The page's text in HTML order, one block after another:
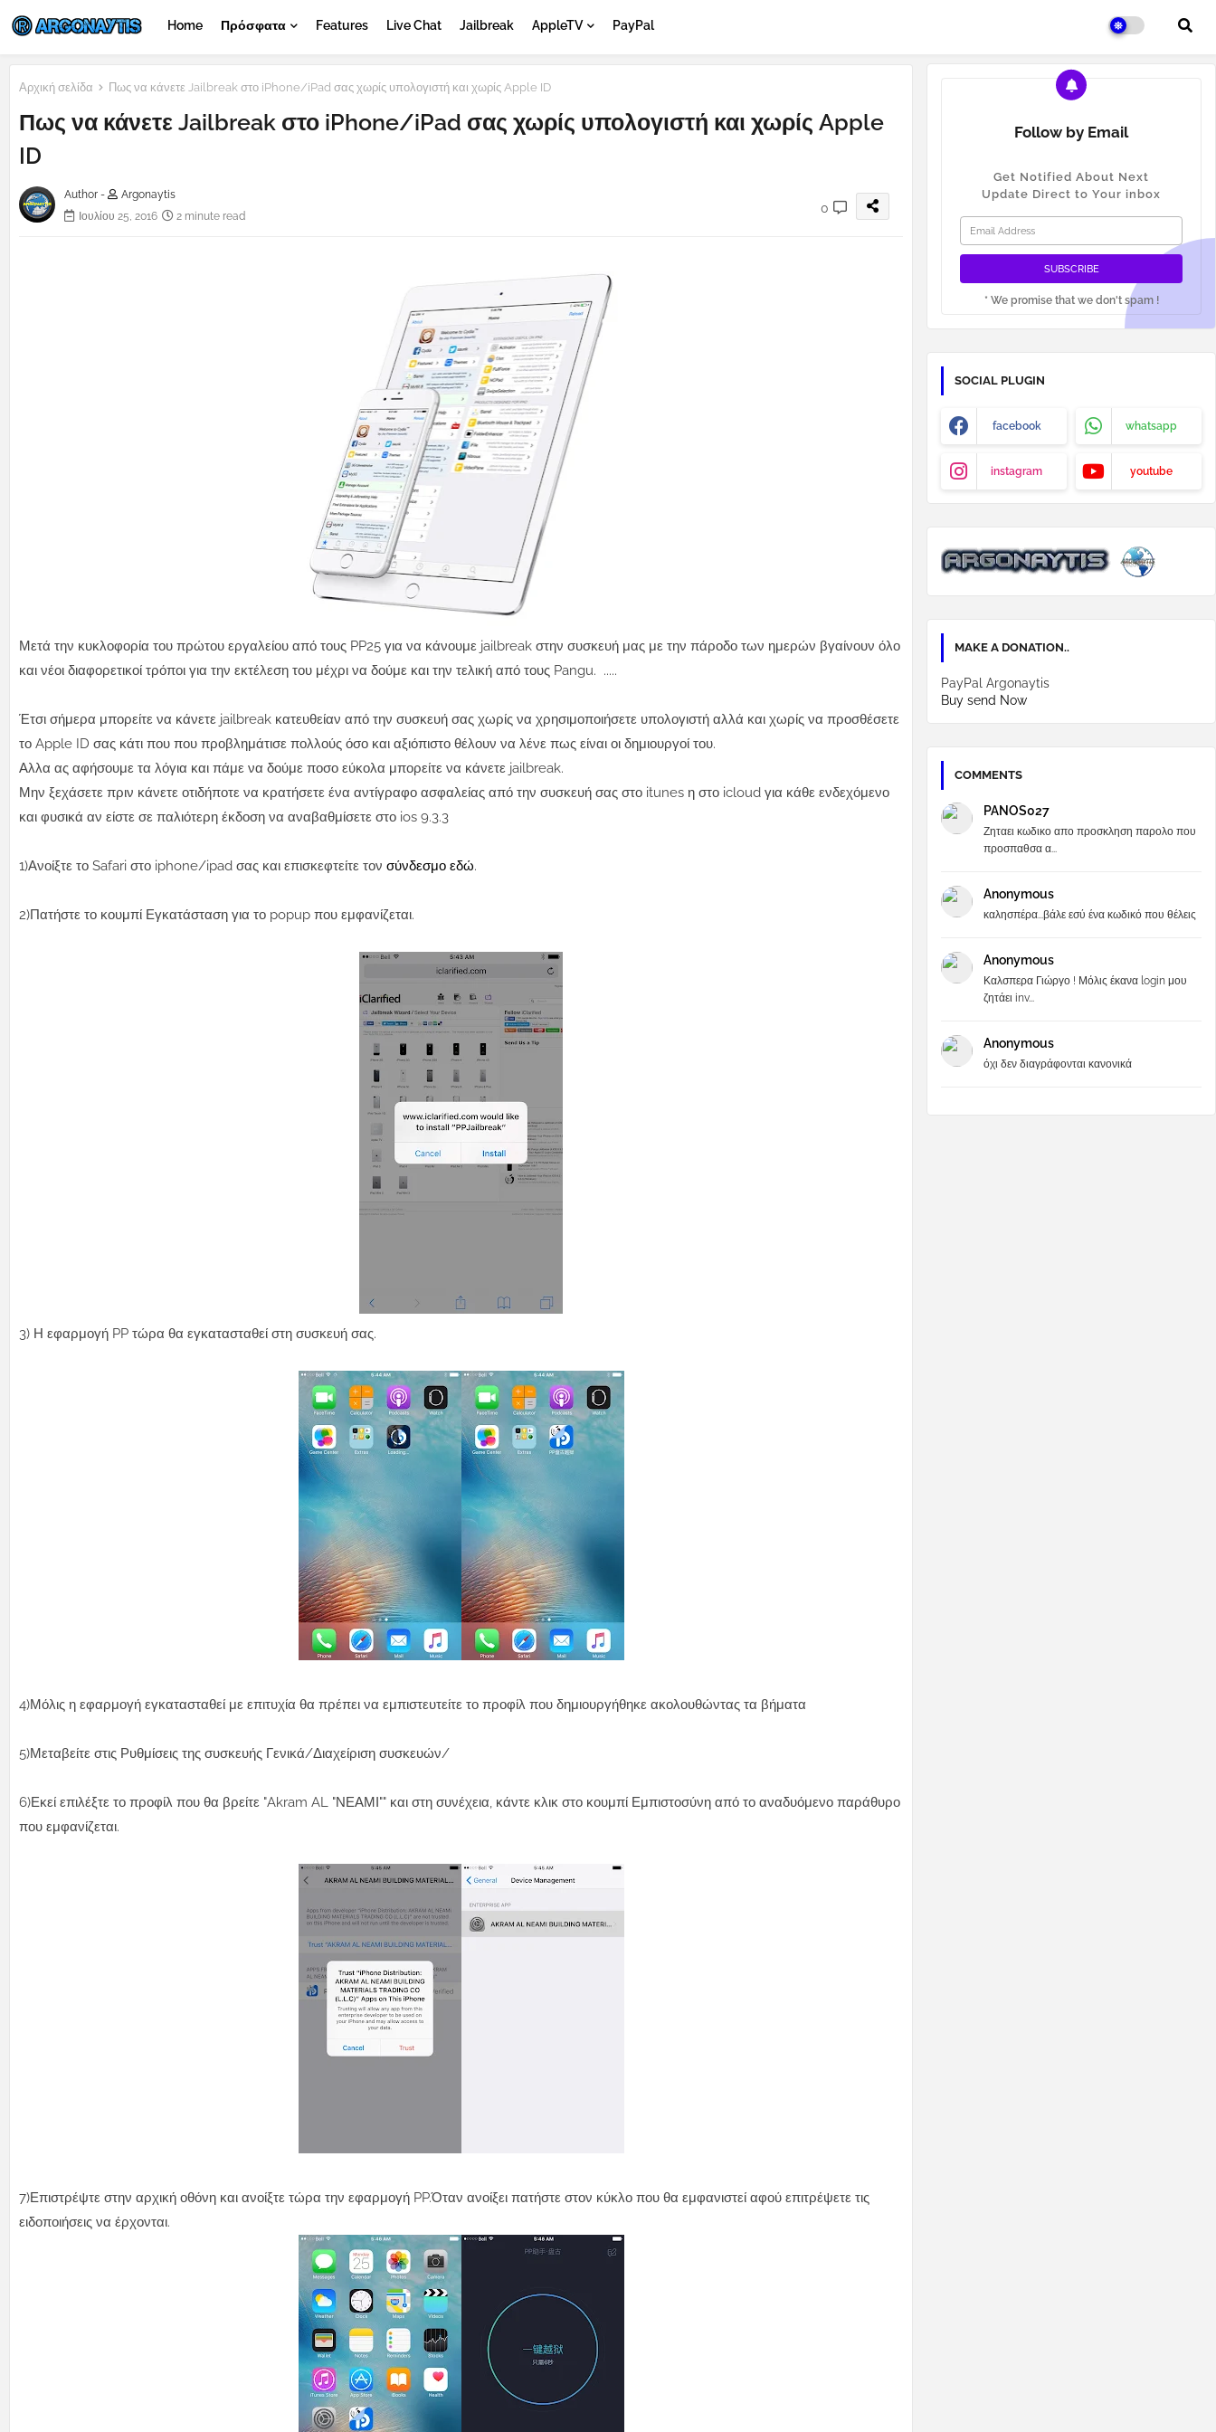
Home Πρόσφατα Features Live Chat Jailbreak AppleTV PayPal
Αρχική σελίδα Πως να κάνετε Jailbreak στο iPhone/iPad σας χωρίς υπολογιστή και χωρίς Apple ID
Πως να κάνετε Jailbreak στο iPhone/iPad σας χωρίς υπολογιστή και χωρίς Apple
ID
Author -
Argonaytis
Ιουλίου 25, 2016
2 minute read
0
Μετά την κυκλοφορία του πρώτου εργαλείου από τους PP25 για να κάνουμε jailbreak στην συσκευή μας με την πάροδο των ημερών βγαίνουν όλο
και νέοι διαφορετικοί τρόποι για την εκτέλεση του μέχρι να δούμε και την τελική από τους Pangu. .....
Έτσι σήμερα μπορείτε να κάνετε jailbreak κατευθείαν από την συσκευή σας χωρίς να χρησιμοποιήσετε υπολογιστή αλλά και χωρίς να προσθέσετε
το Apple ID σας κάτι που που προβλημάτισε πολλούς όσο και αξιόπιστο θέλουν να λένε πως είναι οι δημιουργοί του.
Αλλα ας αφήσουμε τα λόγια και πάμε να δούμε ποσο εύκολα μπορείτε να κάνετε jailbreak.
Μην ξεχάσετε πριν κάνετε οτιδήποτε να κρατήσετε ένα αντίγραφο ασφαλείας από την συσκευή σας στο itunes η στο icloud για κάθε ενδεχόμενο
και φυσικά αν είστε σε παλιότερη έκδοση να αναβαθμίσετε στο ios 9.3.3
1)Ανοίξτε το Safari στο iphone/ipad σας και επισκεφτείτε τον σύνδεσμο εδώ.
2)Πατήστε το κουμπί Εγκατάσταση για το popup που εμφανίζεται.
3) Η εφαρμογή PP τώρα θα εγκατασταθεί στη συσκευή σας.
4)Μόλις η εφαρμογή εγκατασταθεί με επιτυχία θα πρέπει να εμπιστευτείτε το προφίλ που δημιουργήθηκε ακολουθώντας τα βήματα
5)Μεταβείτε στις Ρυθμίσεις της συσκευής Γενικά/Διαχείριση συσκευών/
6)Εκεί επιλέξτε το προφίλ που θα βρείτε "Akram AL "ΝΕΑΜΙ"" και στη συνέχεια, κάντε κλικ στο κουμπί Εμπιστοσύνη από το αναδυόμενο παράθυρο
που εμφανίζεται.
7)Επιστρέψτε στην αρχική οθόνη και ανοίξτε τώρα την εφαρμογή PP.Όταν ανοίξει πατήστε στον κύκλο που θα εμφανιστεί αφού επιτρέψετε τις
ειδοποιήσεις να έρχονται.
Follow by Email
Get Notified About Next
Update Direct to Your inbox
* We promise that we don't spam !
SOCIAL PLUGIN
facebook whatsapp
instagram youtube
MAKE A DONATION..
PayPal Argonaytis
Buy send Now
COMMENTS
PANOS027
Ζηταει κωδικο απο προσκληση παρολο που
προσπαθσα α...
Anonymous
καλησπέρα...βάλε εσύ ένα κωδικό που θέλεις
Anonymous
Καλσπερα Γιώργο ! Μόλις έκανα login μου
ζητάει inv...
Anonymous
όχι δεν διαγράφονται κανονικά